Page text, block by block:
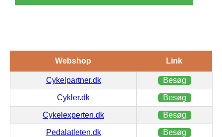
Webshop Link
Cykelpartner.dk Besøg
Cykler.dk Besøg
Cykelexperten.dk Besøg
Pedalatleten.dk Besøg